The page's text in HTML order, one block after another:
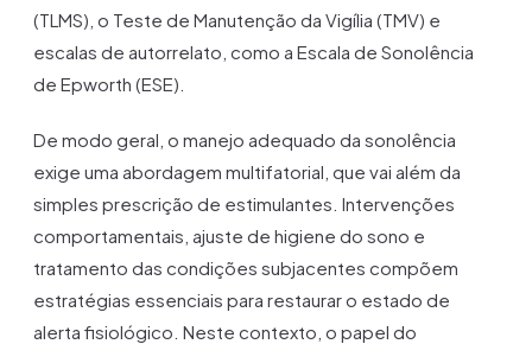
(TLMS), o Teste de Manutenção da Vigília (TMV) e
escalas de autorrelato, como a Escala de Sonolência
de Epworth (ESE).
De modo geral, o manejo adequado da sonolência
exige uma abordagem multifatorial, que vai além da
simples prescrição de estimulantes. Intervenções
comportamentais, ajuste de higiene do sono e
tratamento das condições subjacentes compõem
estratégias essenciais para restaurar o estado de
alerta fisiológico. Neste contexto, o papel do